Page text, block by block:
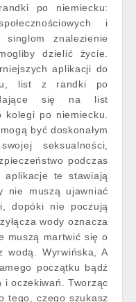
po niemiecku:
i
singlom znalezienie
dzielić życie.
aplikacji do
list z randki po
się na list
po niemiecku.
być doskonałym
seksualności,
podczas
aplikacje te stawiają
nie muszą ujawniać
dopóki nie poczują
wody oznacza
muszą martwić się o
wodą. Wyrwińska, A
początku bądź
i oczekiwań. Tworząc
tego, czego szukasz